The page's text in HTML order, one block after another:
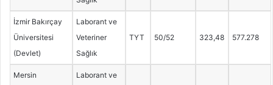
İzmir Bakırçay
Üniversitesi
(Devlet)
Laborant ve
Veteriner
Sağlık
TYT 50/52 323,48 577.278
Mersin
Laborant ve